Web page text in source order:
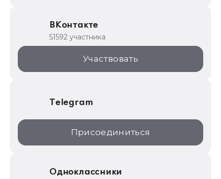
1С:Торговая площадка
ВКонтакте
51592 участника
Участвовать
Telegram
Присоединиться
Одноклассники